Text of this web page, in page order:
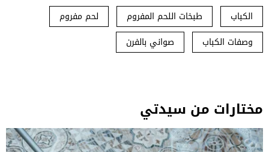
الكباب طبخات اللحم المفروم
لحم مفروم
وصفات الكباب
صواني بالفرن
مختارات من سيدتي